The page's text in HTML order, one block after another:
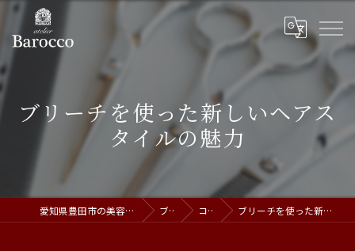
ブリーチを使った新しいヘアス
タイルの魅力
愛知県豊田市の美容室ならatelier Barocco ブログ コラム ブリーチを使った新しいヘアスタイルの魅力